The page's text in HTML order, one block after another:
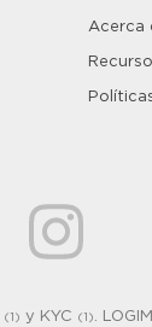
Acerca
(1) y KYC (1) .